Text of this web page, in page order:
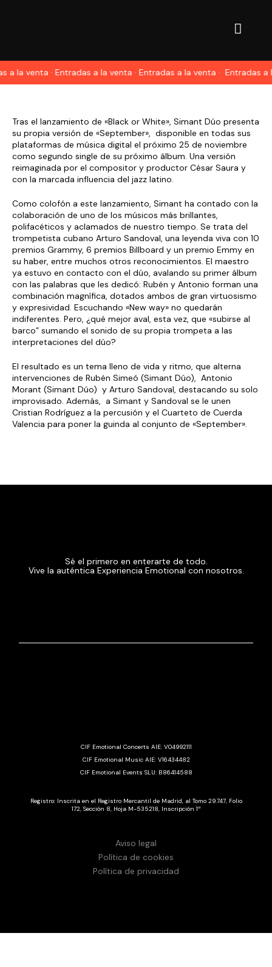
a la venta · Entradas a la venta · Entradas a la venta ·Entradas a
Tras el lanzamiento de «Black or White», Simant Dúo presenta
su propia versión de «September», disponible en todas sus
plataformas de música digital el próximo 25 de noviembre
como segundo single de su próximo álbum. Una versión
reimaginada por el compositor y productor César Saura y
con la marcada influencia del jazz latino.
Como colofón a este lanzamiento, Simant ha contado con la
colaboración de uno de los músicos más brillantes,
polifacéticos y aclamados de nuestro tiempo. Se trata del
trompetista cubano Arturo Sandoval, una leyenda viva con 10
premios Grammy, 6 premios Billboard y un premio Emmy en
su haber, entre muchos otros reconocimientos. El maestro
ya estuvo en contacto con el dúo, avalando su primer álbum
con las palabras que les dedicó: Rubén y Antonio forman una
combinación magnífica, dotados ambos de gran virtuosismo
y expresividad. Escuchando «New way» no quedarán
indiferentes. Pero, ¿qué mejor aval, esta vez, que «subirse al
barco” sumando el sonido de su propia trompeta a las
interpretaciones del dúo?
El resultado es un tema lleno de vida y ritmo, que alterna
intervenciones de Rubén Simeó (Simant Dúo), Antonio
Morant (Simant Dúo) y Arturo Sandoval, destacando su solo
improvisado. Además, a Simant y Sandoval se le unen
Cristian Rodríguez a la percusión y el Cuarteto de Cuerda
Valencia para poner la guinda al conjunto de «September».
Sé el primero en enterarte de todo.
Vive la auténtica Experiencia Emotional con nosotros.
CIF Emotional Concerts AIE: V04992111
CIF Emotional Music AIE: V16434482
CIF Emotional Events SLU: B86414588
Registro: Inscrita en el Registro Mercantil de Madrid, al Tomo 29.747, Folio
172, Sección 8, Hoja M-535218, Inscripción 1ª
Aviso legal
Política de cookies
Política de privacidad